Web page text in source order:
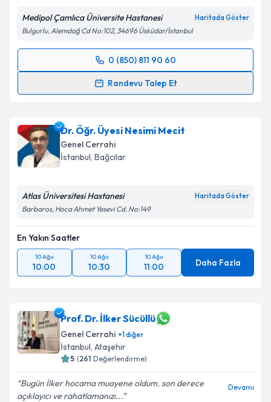
Medipol Çamlıca Üniversite Hastanesi Haritada Göster
Bulgurlu, Alemdağ Cd No:102, 34696 Üsküdar/İstanbul
0 (850) 811 90 60
Randevu Talep Et
Randevu Takvimi Talebi
takvim hazırlandığında e-posta ile bilgilendireceğiz.
E-posta Adresiniz
Kişisel verilerimin işlenmesine ilişkin
Metni'ni okudum ve kişisel verilerimin belirtilen
kapsamda işlenmesini kabul ediyorum.
Takvim Talebini Gönder
Dr. Öğr. Üyesi Nesimi Mecit
Genel Cerrahi
İstanbul, Bağcılar
Atlas Üniversitesi Hastanesi Haritada Göster
Barbaros, Hoca Ahmet Yesevi Cd. No:149
En Yakın Saatler
10 Ağu
10:00
10 Ağu
10:30
10 Ağu
11:00 Daha Fazla
Prof. Dr. İlker Sücüllü
Genel Cerrahi +1diğer
İstanbul, Ataşehir
5 (261 Değerlendirme)
Bugün İlker hocama muayene oldum. son derece
açıklayıcı ve rahatlamanızı...
Devamı